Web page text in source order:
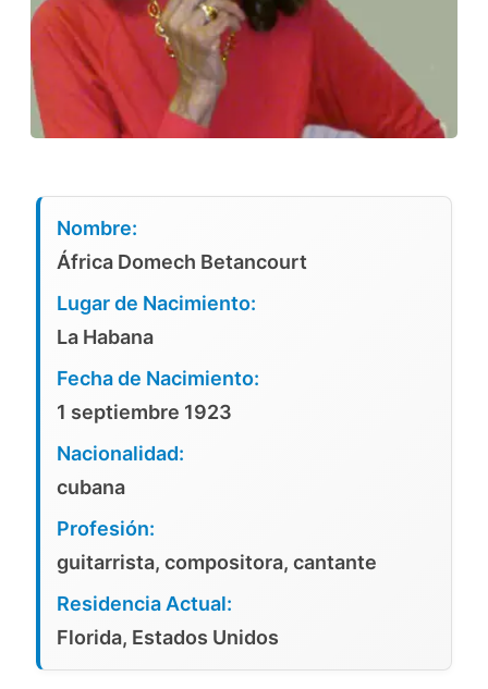
Nombre:
África Domech Betancourt
Lugar de Nacimiento:
La Habana
Fecha de Nacimiento:
1 septiembre 1923
Nacionalidad:
cubana
Profesión:
guitarrista, compositora, cantante
Residencia Actual:
Florida, Estados Unidos